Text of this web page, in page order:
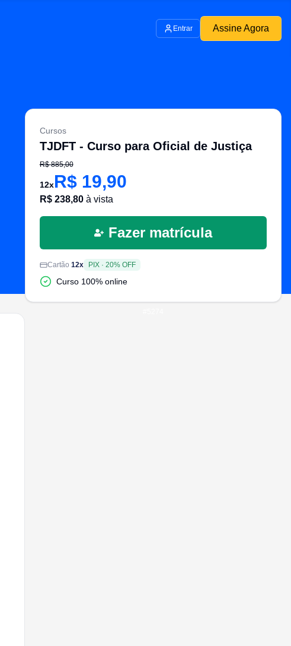
Entrar Assine Agora
Cursos
TJDFT - Curso para Oficial de Justiça
R$885,00
12xR$ 19,90
R$ 238,80à vista
Fazer matrícula
Cartão 12x PIX· 20% OFF
Curso 100% online